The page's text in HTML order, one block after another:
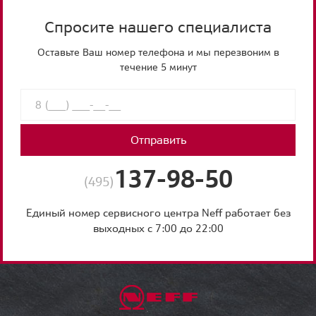
Спросите нашего специалиста
Оставьте Ваш номер телефона и мы перезвоним в
течение 5 минут
Отправить
(495) 137-98-50
Единый номер сервисного центра Neff работает без
выходных с 7:00 до 22:00